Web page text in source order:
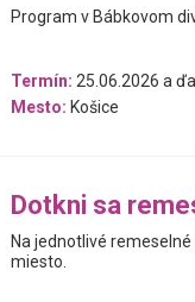
Program v Bábkovom
Termín: 25.06.2026 a
Mesto: Košice
Dotkni sa
Na jednotlivé
miesto.